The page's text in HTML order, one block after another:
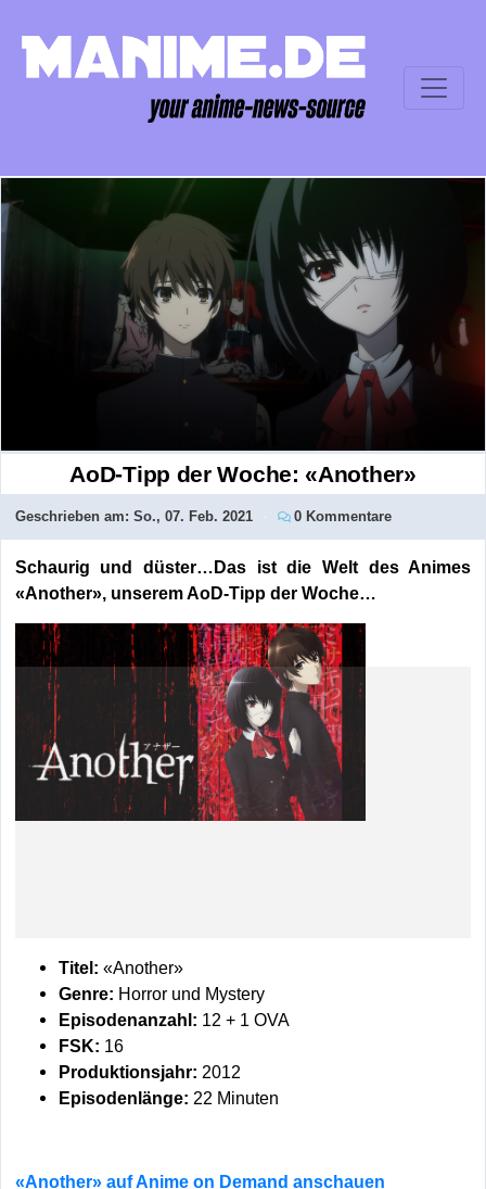
AoD-Tipp der Woche: «Another»
Geschrieben am: So., 07. Feb. 2021 0 Kommentare
Schaurig und düster…Das ist die Welt des Animes
«Another», unserem AoD-Tipp der Woche…
Titel: «Another»
Genre: Horror und Mystery
Episodenanzahl: 12 + 1 OVA
FSK: 16
Produktionsjahr: 2012
Episodenlänge: 22 Minuten
«Another» auf Anime on Demand anschauen